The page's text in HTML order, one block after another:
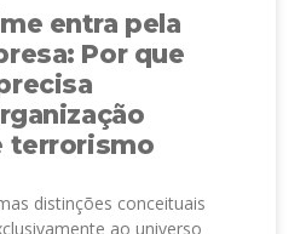
entra pela
Por que
terrorismo
distinções conceituais
ao universo